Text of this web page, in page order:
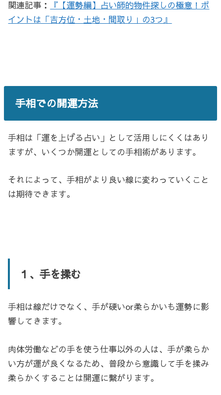
関連記事：
『【運勢編】占い師的物件探しの極意！ポ
イントは「吉方位・土地・間取り」の3つ』
手相での開運方法
手相は「運を上げる占い」として活用しにくくはあり
ますが、いくつか開運としての手相術があります。
それによって、手相がより良い線に変わっていくこと
は期待できます。
１、手を揉む
手相は線だけでなく、手が硬いor柔らかいも運勢に影
響してきます。
肉体労働などの手を使う仕事以外の人は、手が柔らか
い方が運が良くなるため、普段から意識して手を揉み
柔らかくすることは開運に繋がります。